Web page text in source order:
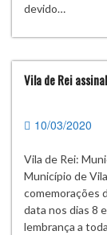
devido…
Vila de Rei
10/03/2020
Vila de Rei:
Município de
comemorações
data nos dias 8
lembrança a